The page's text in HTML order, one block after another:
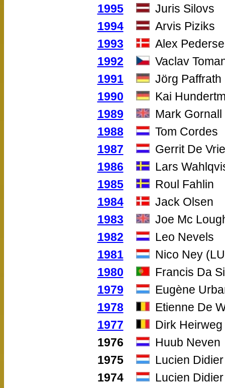
1995
Juris Silovs
1994
Arvis Piziks
1993
Alex
1992
Vaclav
1991
Jörg Paffrath
1990
Kai
1989
Mark Gornall
1988
Tom Cordes
1987
Gerrit De
1986
Lars
1985
Roul Fahlin
1984
Jack Olsen
1983
Joe Mc
1982
Leo Nevels
1981
Nico Ney
1980
Francis Da
1979
Eugène
1978
Etienne De
1977
Dirk Heirweg
1976
Huub Neven
1975
Lucien Didier
1974
Lucien Didier